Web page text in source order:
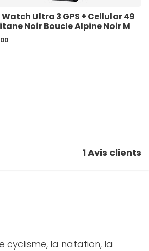
Ultra 3 GPS + Cellular 49
Noir Boucle Alpine Noir M
00
1Avis clients
cyclisme, la natation, la